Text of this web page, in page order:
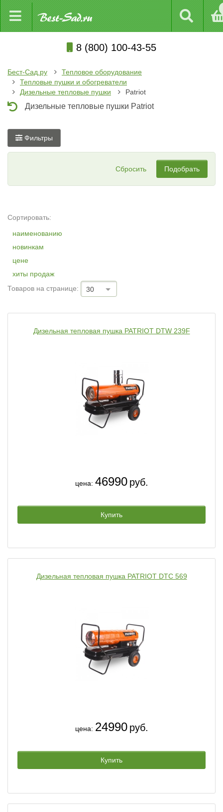
8 (800) 100-43-55
Бест-Сад.ру
Тепловое оборудование
Тепловые пушки и обогреватели
Дизельные тепловые пушки
Patriot
Дизельные тепловые пушки Patriot
Фильтры
Сбросить Подобрать
Сортировать:
наименованию
новинкам
цене
хиты продаж
Товаров на странице:
30
Дизельная тепловая пушка PATRIOT DTW 239F
цена: 46990 руб.
Купить
Дизельная тепловая пушка PATRIOT DTС 569
цена: 24990 руб.
Купить